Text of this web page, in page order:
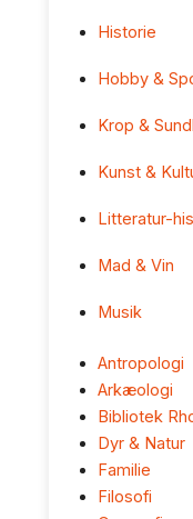
Historie
Hobby &
Krop &
Kunst &
Litteratur-
Mad & Vin
Musik
Antropologi
Arkæologi
Bibliotek
Dyr & Natur
Familie
Filosofi